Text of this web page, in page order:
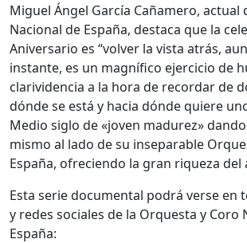
Miguel Ángel García Cañamero, actual
Nacional de España, destaca que la
Aniversario es “volver la vista atrás,
instante, es un magnífico ejercicio de
clarividencia a la hora de recordar de
dónde se está y hacia dónde quiere
Medio siglo de «joven madurez»
mismo al lado de su inseparable
España, ofreciendo la gran riqueza del
Esta serie documental podrá verse en
y redes sociales de la Orquesta y Coro
España: